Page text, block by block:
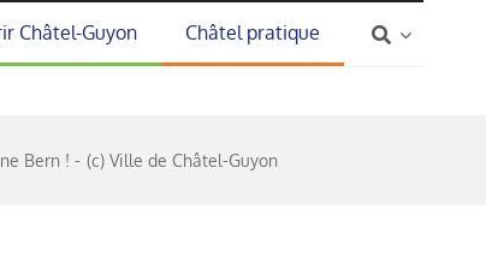
Châtel-Guyon Châtel pratique
Bern ! (c) Ville de Châtel-Guyon